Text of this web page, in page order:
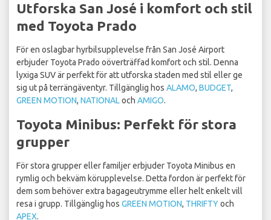
Utforska San José i komfort och stil
med Toyota Prado
För en oslagbar hyrbilsupplevelse från San José Airport
erbjuder Toyota Prado oöverträffad komfort och stil. Denna
lyxiga SUV är perfekt för att utforska staden med stil eller ge
sig ut på terrängäventyr. Tillgänglig hos ALAMO, BUDGET,
GREEN MOTION, NATIONALoch AMIGO.
Toyota Minibus: Perfekt för stora
grupper
För stora grupper eller familjer erbjuder Toyota Minibus en
rymlig och bekväm körupplevelse. Detta fordon är perfekt för
dem som behöver extra bagageutrymme eller helt enkelt vill
resa i grupp. Tillgänglig hos GREEN MOTION, THRIFTYoch
APEX.